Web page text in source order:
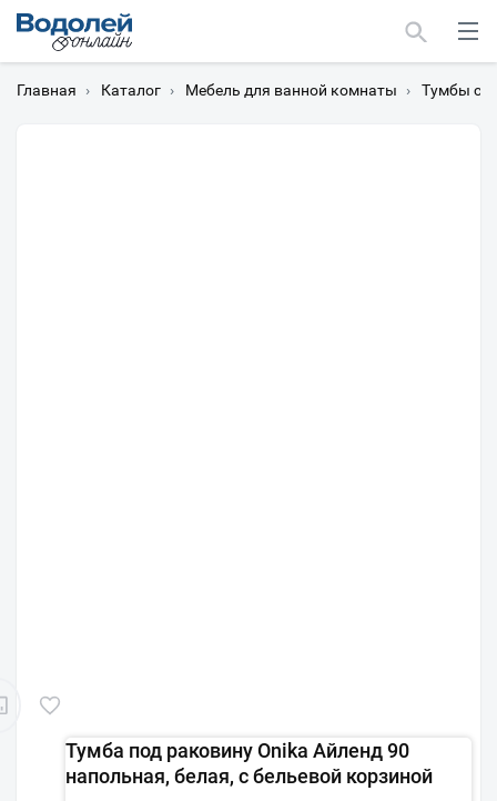
Главная › Каталог › Мебель для ванной комнаты › Тумбы с
Тумба под раковину Onika Айленд 90
напольная, белая, с бельевой корзиной